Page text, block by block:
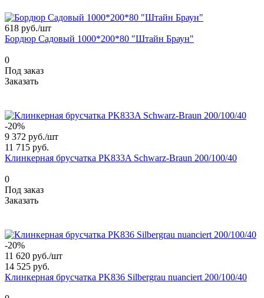
618 руб./шт
Бордюр Садовый 1000*200*80 "Штайн Браун"
0
Под заказ
Заказать
-20%
9 372 руб./шт
11 715 руб.
Клинкерная брусчатка PK833A Schwarz-Braun 200/100/40
0
Под заказ
Заказать
-20%
11 620 руб./шт
14 525 руб.
Клинкерная брусчатка PK836 Silbergrau nuanciert 200/100/40